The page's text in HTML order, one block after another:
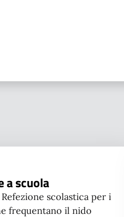
a scuola
scolastica per i
frequentano il nido